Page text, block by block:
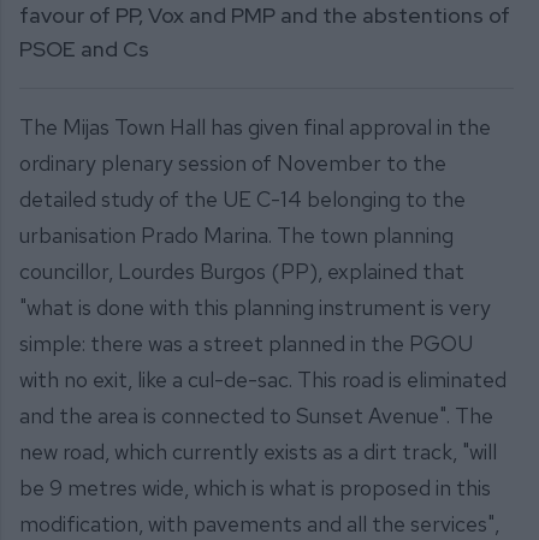
favour of PP, Vox and PMP and the abstentions of
PSOE and Cs
The Mijas Town Hall has given final approval in the
ordinary plenary session of November to the
detailed study of the UE C-14 belonging to the
urbanisation Prado Marina. The town planning
councillor, Lourdes Burgos (PP), explained that
"what is done with this planning instrument is very
simple: there was a street planned in the PGOU
with no exit, like a cul-de-sac. This road is eliminated
and the area is connected to Sunset Avenue". The
new road, which currently exists as a dirt track, "will
be 9 metres wide, which is what is proposed in this
modification, with pavements and all the services",